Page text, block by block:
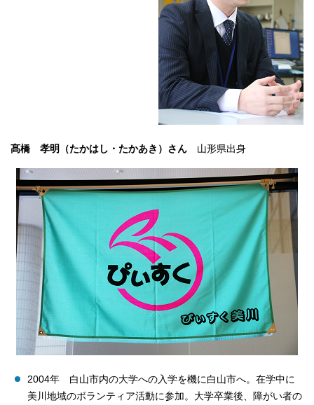
髙橋 孝明（たかはし・たかあき）さん 山形県出身
2004年 白山市内の大学への入学を機に白山市へ。在学中に
美川地域のボランティア活動に参加。大学卒業後、障がい者の